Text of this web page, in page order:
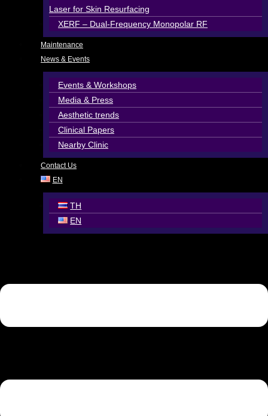
Laser for Skin Resurfacing
XERF – Dual-Frequency Monopolar RF
Maintenance
News & Events
Events & Workshops
Media & Press
Aesthetic trends
Clinical Papers
Nearby Clinic
Contact Us
EN
TH
EN